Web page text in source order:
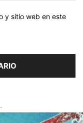
y sitio web en este